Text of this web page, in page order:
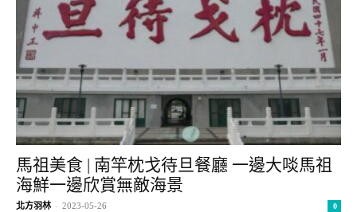
馬祖美食 | 南竿枕戈待旦餐廳 一邊大啖馬祖
海鮮一邊欣賞無敵海景
北方羽林 - 2023-05-26 0